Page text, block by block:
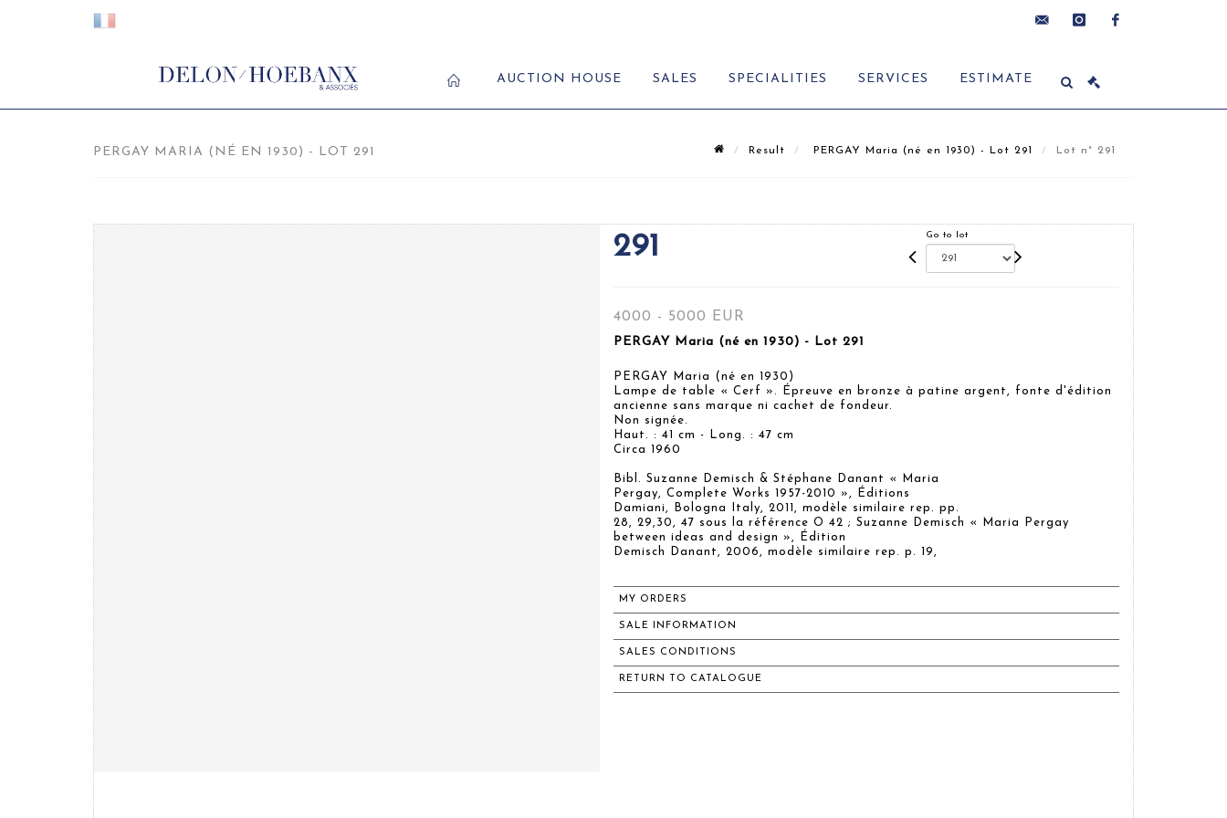
AUCTION HOUSE SALES SPECIALITIES SERVICES ESTIMATE
PERGAY MARIA (NÉ EN 1930) - LOT 291 Result PERGAY Maria (né en 1930) - Lot 291 Lot n° 291
291 Go to lot
4000 - 5000 EUR
PERGAY Maria (né en 1930) - Lot 291
PERGAY Maria (né en 1930)
Lampe de table « Cerf ». Épreuve en bronze à patine argent, fonte d'édition
ancienne sans marque ni cachet de fondeur.
Non signée.
Haut. : 41 cm - Long. : 47 cm
Circa 1960
Bibl. Suzanne Demisch & Stéphane Danant « Maria
Pergay, Complete Works 1957-2010 », Éditions
Damiani, Bologna Italy, 2011, modèle similaire rep. pp.
28, 29,30, 47 sous la référence O 42 ; Suzanne Demisch « Maria Pergay
between ideas and design », Édition
Demisch Danant, 2006, modèle similaire rep. p. 19,
MY ORDERS
SALE INFORMATION
SALES CONDITIONS
RETURN TO CATALOGUE